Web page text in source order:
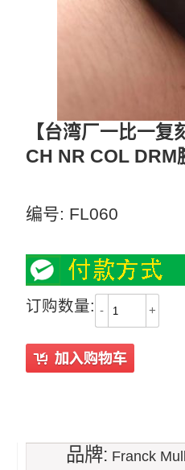
【台湾厂一比一
CH NR COL DRM
编号: FL060
订购数量: - +
品牌: Franck